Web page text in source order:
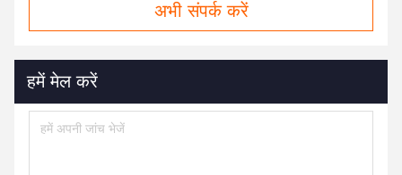
अभी संपर्क करें
हमें मेल करें